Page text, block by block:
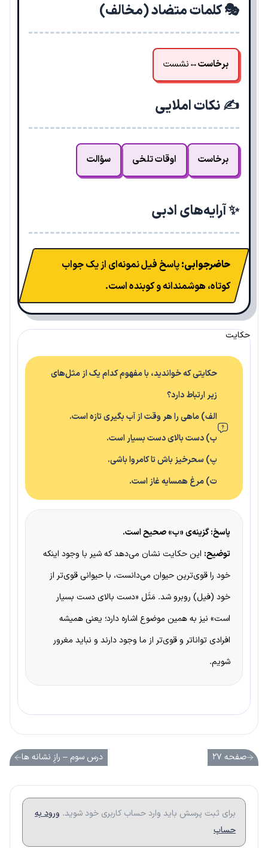
🎭 کلمات متضاد (مخالف)
برخاست↔نشست
✍️ نکات املایی
برخاست اوقات تلخی سؤالت
✨ آرایه‌های ادبی
حاضرجوابی:پاسخ فیل نمونه‌ای از یک جواب
کوتاه، هوشمندانه و کوبنده است.
حکایت
حکایتی که خواندید، با مفهوم کدام یک از مثل‌های
زیر ارتباط دارد؟
الف) ماهی را هر وقت از آب بگیری تازه است.
ب) دست بالای دست بسیار است.
پ) سحرخیز باش تا کامروا باشی.
ت) مرغ همسایه غاز است.
پاسخ: گزینه‌ی «ب» صحیح است.
توضیح: این حکایت نشان می‌دهد که شیر با وجود اینکه
خود را قوی‌ترین حیوان می‌دانست، با حیوانی قوی‌تر از
خود (فیل) روبرو شد. مَثَل «دست بالای دست بسیار
است» نیز به همین موضوع اشاره دارد؛ یعنی همیشه
افرادی تواناتر و قوی‌تر از ما وجود دارند و نباید مغرور
شویم.
صفحه ۲۷ درس سوم – رازِ نشانه ها
برای ثبت پرسش باید وارد حساب کاربری خود شوید. ورود به
حساب